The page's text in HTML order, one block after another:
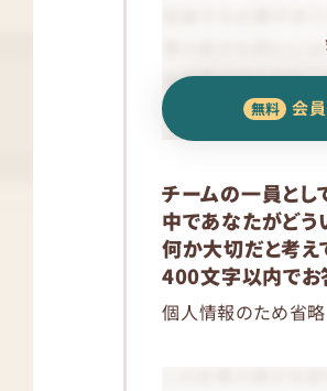
会
チームの一員とし
中であなたがどう
何か大切だと考え
400文字以内でお
個人情報のため省略